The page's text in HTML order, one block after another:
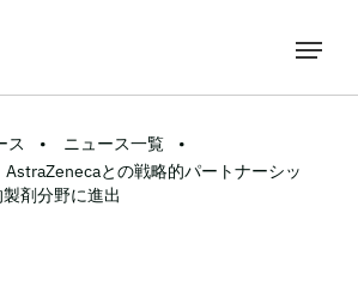
ス
ニュース一覧
AstraZenecaとの戦略的パートナーシッ
剤分野に進出